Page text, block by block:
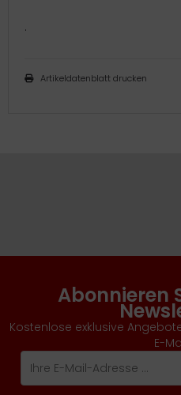
.
Artikeldatenblatt drucken
Abonnieren
Kostenlose exklusive
E-